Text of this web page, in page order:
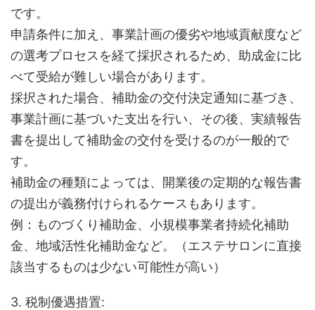
です。
申請条件に加え、事業計画の優劣や地域貢献度など
の選考プロセスを経て採択されるため、助成金に比
べて受給が難しい場合があります。
採択された場合、補助金の交付決定通知に基づき、
事業計画に基づいた支出を行い、その後、実績報告
書を提出して補助金の交付を受けるのが一般的で
す。
補助金の種類によっては、開業後の定期的な報告書
の提出が義務付けられるケースもあります。
例：ものづくり補助金、小規模事業者持続化補助
金、地域活性化補助金など。（エステサロンに直接
該当するものは少ない可能性が高い）
3. 税制優遇措置: